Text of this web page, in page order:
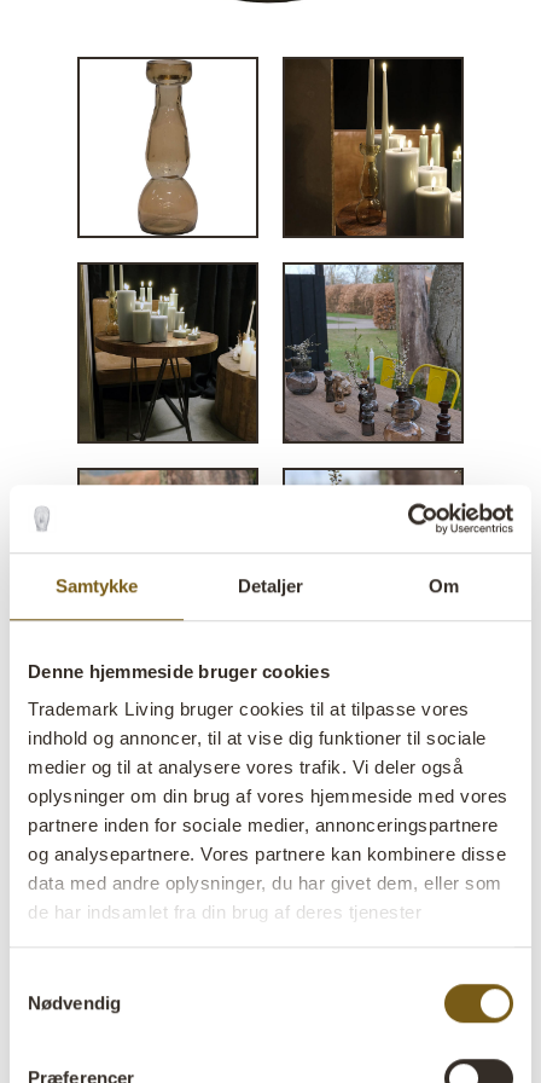
Samtykke Detaljer Om
Denne hjemmeside bruger cookies
Trademark Living bruger cookies til at tilpasse vores
indhold og annoncer, til at vise dig funktioner til sociale
medier og til at analysere vores trafik. Vi deler også
oplysninger om din brug af vores hjemmeside med vores
partnere inden for sociale medier, annonceringspartnere
og analysepartnere. Vores partnere kan kombinere disse
data med andre oplysninger, du har givet dem, eller som
de har indsamlet fra din brug af deres tjenester
Nødvendig
Præferencer
Barrymore vase - røgfarvet
lens På lager
Varenr: G16145
Colli: 6 Stk
Farve: Røgfarvet
Størrelse: